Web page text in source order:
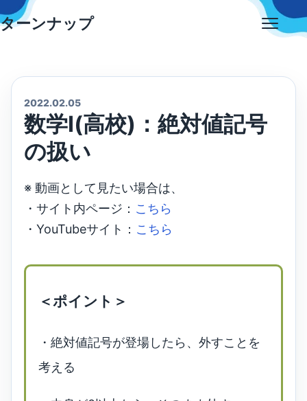
Skip
to
ターンナップ
2022.02.05
数学Ⅰ(高校)：絶対値記号
の扱い
※ 動画として見たい場合は、
・サイト内ページ： こちら
・YouTubeサイト： こちら
＜ポイント＞
・絶対値記号が登場したら、外すことを
考える